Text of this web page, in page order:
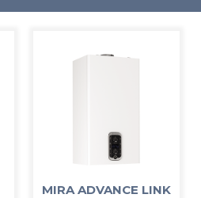
MIRA ADVANCE LINK